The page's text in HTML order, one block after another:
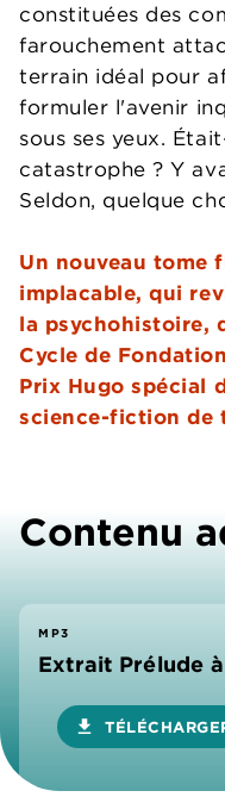
constituées des
farouchement
terrain idéal pour
formuler l'avenir
sous ses yeux.
catastrophe ? Y
Seldon, quelque
Un nouveau tome
implacable, qui
la psychohistoire,
Cycle de
Prix Hugo spécial
science-fiction de
Contenu
MP3
Extrait Prélude
download